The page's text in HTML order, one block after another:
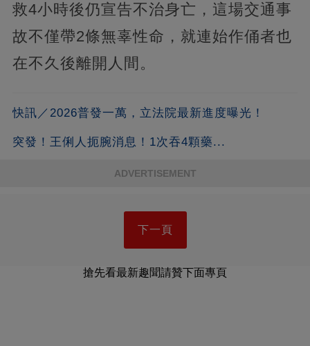
救4小時後仍宣告不治身亡，這場交通事
故不僅帶2條無辜性命，就連始作俑者也
在不久後離開人間。
快訊／2026普發一萬，立法院最新進度曝光！
突發！王俐人扼腕消息！1次吞4顆藥...
ADVERTISEMENT
下一頁
搶先看最新趣聞請贊下面專頁